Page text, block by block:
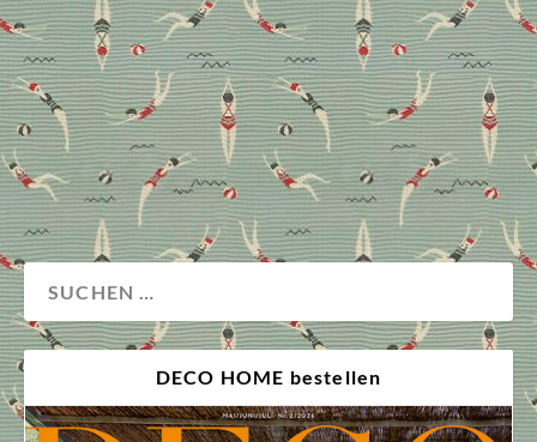
Mafia-Braut gibt (wieder) Gas. Und ihre Einrichtung?
Gerne genauso – metallisch, opulent, weich und
tierisch gemustert. Was Mob Wife trägt, gilt auch fürs
Interior. Wie der Look cool statt protzig wirkt.
Aktuell Design Trendwatch
DECO HOME bestellen